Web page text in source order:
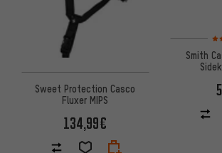
Sweet Protection Casco
Fluxer MIPS
134,99€
Smith